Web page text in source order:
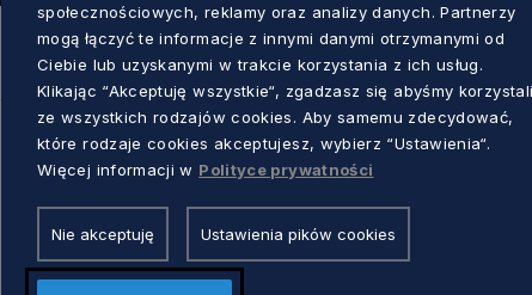
społecznościowych, reklamy oraz analizy danych. Partnerzy
mogą łączyć te informacje z innymi danymi otrzymanymi od
Ciebie lub uzyskanymi w trakcie korzystania z ich usług.
Klikając “Akceptuję wszystkie“, zgadzasz się abyśmy
ze wszystkich rodzajów cookies. Aby samemu zdecydować,
które rodzaje cookies akceptujesz, wybierz “Ustawienia“.
Więcej informacji w Polityce prywatności
Nie akceptuję Ustawienia pików cookies